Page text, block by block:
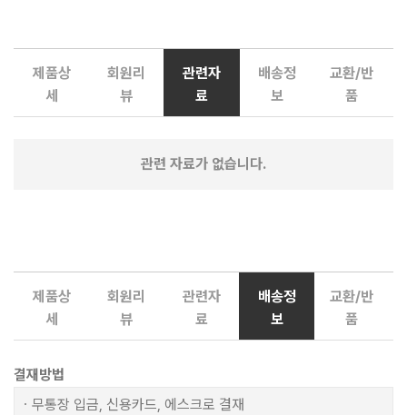
제품상
세
회원리
뷰
관련자
료
배송정
보
교환/반
품
관련 자료가 없습니다.
제품상
세
회원리
뷰
관련자
료
배송정
보
교환/반
품
결재방법
ㆍ무통장 입금, 신용카드, 에스크로 결재